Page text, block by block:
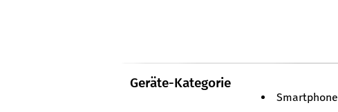
Geräte-Kategorie
Smartphone